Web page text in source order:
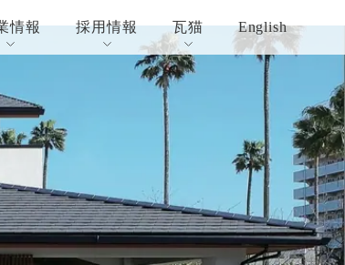
情報 採用情報 瓦猫 English